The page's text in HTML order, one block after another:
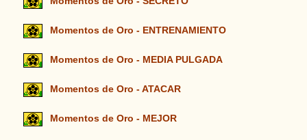
Momentos de Oro - ENTRENAMIENTO
Momentos de Oro - MEDIA PULGADA
Momentos de Oro - ATACAR
Momentos de Oro - MEJOR